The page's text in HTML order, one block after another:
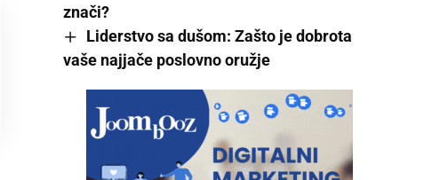
znači?
Liderstvo sa dušom: Zašto je dobrota
vaše najjače poslovno oružje